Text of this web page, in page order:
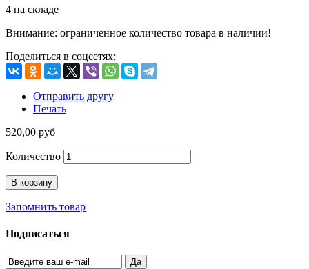
4 на складе
Внимание: ограниченное количество товара в наличии!
Поделиться в соцсетях:
Отправить другу
Печать
520,00 руб
Количество
В корзину
Запомнить товар
Подписаться
Да